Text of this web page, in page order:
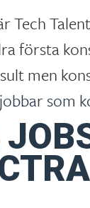
Tech
första
men